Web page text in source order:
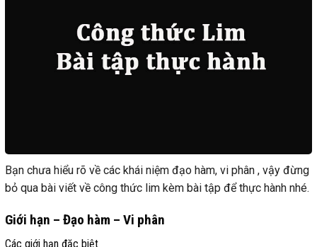
Bạn chưa hiểu rõ về các khái niệm đạo hàm, vi phân , vậy đừng
bỏ qua bài viết về công thức lim kèm bài tập để thực hành nhé.
Giới hạn – Đạo hàm – Vi phân
Các giới hạn đặc biệt